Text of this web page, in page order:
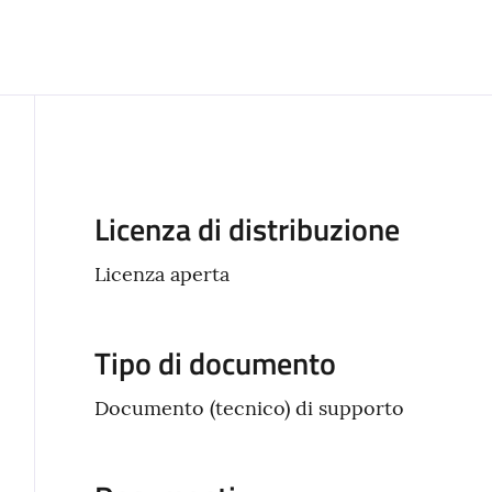
Descrizione
Licenza di distribuzione
Licenza aperta
Tipo di documento
Documento (tecnico) di supporto